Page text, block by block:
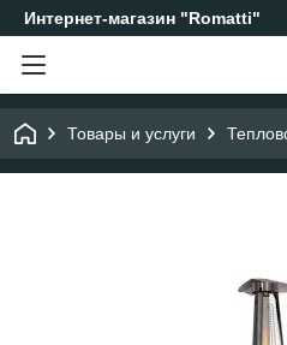
Интернет-магазин "Romatti"
Товары и услуги